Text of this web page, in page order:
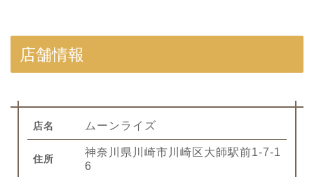
店舗情報
店名 ムーンライズ
住所
神奈川県川崎市川崎区大師駅前1-7-1
6